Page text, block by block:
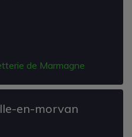
de Marmagne
en-morvan